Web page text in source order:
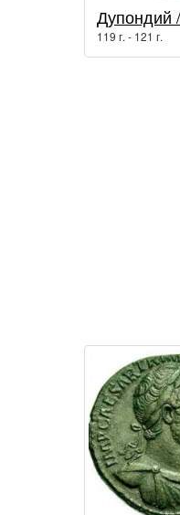
119 г. - 121 г.